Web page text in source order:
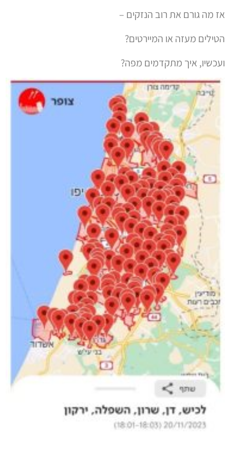
אז מה גורם את רוב הנזקים –
הטילים מעזה או המיירטים?
ועכשיו, איך מתקדמים מפה?
ט.ל.ח בכפוף ל